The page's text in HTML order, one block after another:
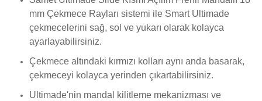
mm Çekmece Rayları sistemi ile Smart Ultimade
çekmecelerini sağ, sol ve yukarı olarak kolayca
ayarlayabilirsiniz.
Çekmece altındaki kırmızı kolları aynı anda basarak,
çekmeceyi kolayca yerinden çıkartabilirsiniz.
Ultimade'nin mandal kilitleme mekanizması ve